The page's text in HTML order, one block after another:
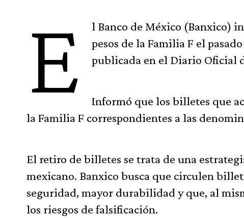
E
l Banco de México (Banxico)
pesos de la Familia F el
publicada en el Diario Oficial
Informó que los billetes que
la Familia F correspondientes a las
El retiro de billetes se trata de una
mexicano. Banxico busca que circulen
seguridad, mayor durabilidad y que, al
los riesgos de falsificación.